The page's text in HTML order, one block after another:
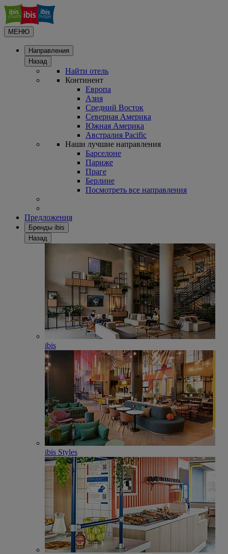
МЕНЮ
Направления
Назад
Найти отель
Континент
Европа
Азия
Средний Восток
Северная Америка
Южная Америка
Австралия Pacific
Наши лучшие направления
Барселоне
Париже
Праге
Берлине
Посмотреть все направления
Предложения
Бренды ibis
Назад
ibis
ibis Styles